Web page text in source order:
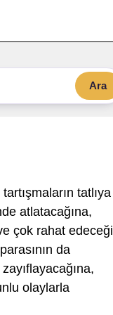
Ara
tatlıya
atlatacağına,
çok rahat edeceği
da
olaylarla